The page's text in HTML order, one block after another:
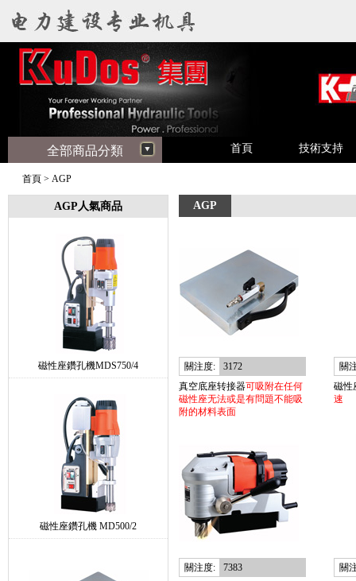
全部商品分類 首頁 技術支持
首頁 > AGP
AGP人氣商品
磁性座鑽孔機MDS750/4
磁性座鑽孔機 MD500/2
AGP
關注度:
3172
真空底座转接器可吸附在任何
磁性座无法或是有問題不能吸
附的材料表面
關
磁性
速
關注度:
7383
關